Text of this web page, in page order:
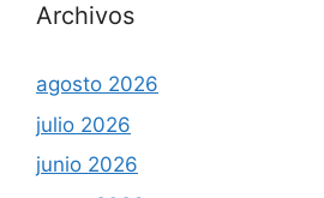
Archivos
agosto 2026
julio 2026
junio 2026